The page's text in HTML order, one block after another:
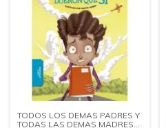
TODOS LOS DEMAS PADRES Y
TODAS LAS DEMAS MADRES